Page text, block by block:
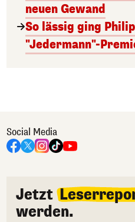
neuen Gewand
So lässig ging
"Jedermann"-
Social Media
Jetzt
werden.